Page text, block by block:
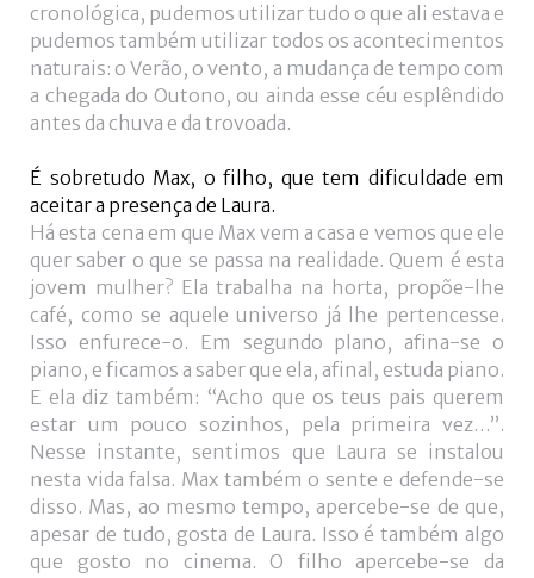
cronológica, pudemos utilizar tudo o que ali estava e
pudemos também utilizar todos os acontecimentos
naturais: o Verão, o vento, a mudança de tempo com
a chegada do Outono, ou ainda esse céu esplêndido
antes da chuva e da trovoada.
É sobretudo Max, o filho, que tem dificuldade em
aceitar a presença de Laura.
Há esta cena em que Max vem a casa e vemos que ele
quer saber o que se passa na realidade. Quem é esta
jovem mulher? Ela trabalha na horta, propõe-lhe
café, como se aquele universo já lhe pertencesse.
Isso enfurece-o. Em segundo plano, afina-se o
piano, e ficamos a saber que ela, afinal, estuda piano.
E ela diz também: “Acho que os teus pais querem
estar um pouco sozinhos, pela primeira vez…”.
Nesse instante, sentimos que Laura se instalou
nesta vida falsa. Max também o sente e defende-se
disso. Mas, ao mesmo tempo, apercebe-se de que,
apesar de tudo, gosta de Laura. Isso é também algo
que gosto no cinema. O filho apercebe-se da